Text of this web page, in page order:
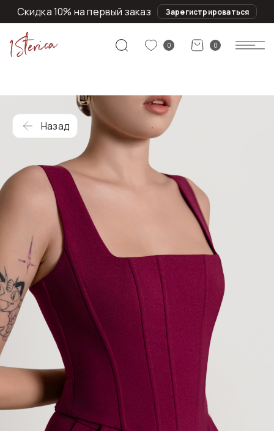
Скидка 10% на первый заказ Зарегистрироваться
0 0
Назад